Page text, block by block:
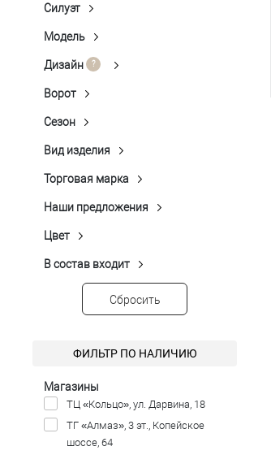
СилуэтОверсайз
Полуприлегающий
Прямой
Модель
П-553(3)
П-555 (1)
П-566-6-OV
Показать ещё 4
ДизайнЁлочка
(5)
Клетка контрастная
Однотонная Гладь
Показать ещё 3
ВоротВоротник с лацканами без
отворотов
Отложной воротник с лацканами
(25)
СезонДемисезон
Вид изделия
Пальто(30)
Торговая марка
Peplos(30)
Наши предложения
Новинка(10)
Распродажа
ЦветБежевый
Коричневый(1)
Мультиколор(1)
(2)
В состав входит
Акрил(6)
Альпака
Ацетат(1)
Нейлон(2)
Сбросить
ФИЛЬТР ПО НАЛИЧИЮ
Магазины
ТЦ «Кольцо», ул. Дарвина, 18
ТГ «Алмаз», 3 эт., Копейское
шоссе, 64